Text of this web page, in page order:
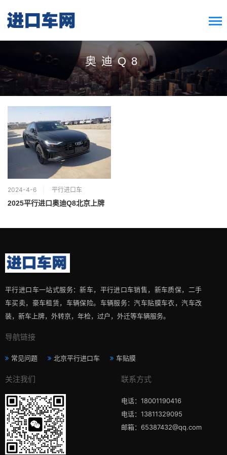
奥迪Q8
2024-4-6 平行进口车
2025平行进口奥迪Q8北京上牌
平行进口车一站式服务：新车，平行进口车销售，新车质保，二手
车买卖，豪车租赁，车辆保险。车辆服务：汽车贴膜车衣，汽车改
装，新车上牌，外转京，年检，过户，外迁等车辆服务。
导航链接
常见问题 北京平行进口车 车贴膜
关注我们 联系方式
电话：18001190416
电话：13811329095
邮箱：65387432@qq.com